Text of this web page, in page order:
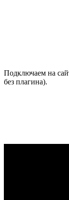
Подключаем на
без плагина).